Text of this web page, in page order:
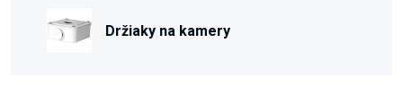
Držiaky na kamery